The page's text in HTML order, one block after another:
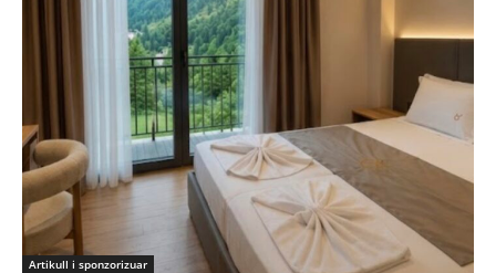
Artikull i sponzorizuar